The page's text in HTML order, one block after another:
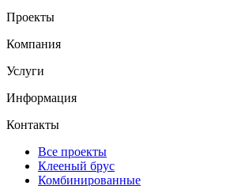
Проекты
Компания
Услуги
Информация
Контакты
Все проекты
Клееный брус
Комбинированные